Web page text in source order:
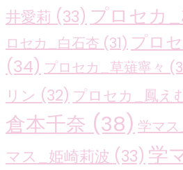
井愛莉 (33) プロセカ
ロセカ_白石杏 (31) プロ
(34) プロセカ_草薙寧々
リン (32) プロセカ_鳳え
倉本千奈 (38) 学マ
マス_姫崎莉波 (33) 学